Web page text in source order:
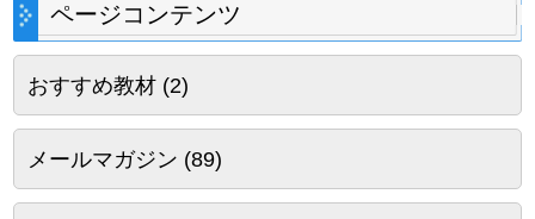
ページコンテンツ
おすすめ教材(2)
メールマガジン (89)